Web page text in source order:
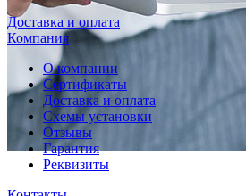
Доставка и оплата
Компания
О компании
Сертификаты
Доставка и оплата
Схемы установки
Отзывы
Гарантия
Реквизиты